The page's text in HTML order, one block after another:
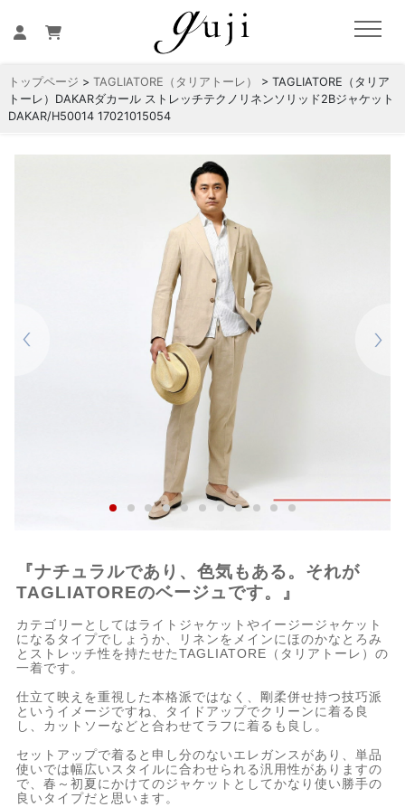
トップページ > TAGLIATORE（タリアトーレ）
> TAGLIATORE（タリア
トーレ）DAKARダカール ストレッチテクノリネンソリッド2Bジャケット
DAKAR/H50014 17021015054
『ナチュラルであり、色気もある。それが
TAGLIATOREのベージュです。』
カテゴリーとしてはライトジャケットやイージージャケット
になるタイプでしょうか、リネンをメインにほのかなとろみ
とストレッチ性を持たせたTAGLIATORE（タリアトーレ）の
一着です。
仕立て映えを重視した本格派ではなく、剛柔併せ持つ技巧派
というイメージですね、タイドアップでクリーンに着る良
し、カットソーなどと合わせてラフに着るも良し。
セットアップで着ると申し分のないエレガンスがあり、単品
使いでは幅広いスタイルに合わせられる汎用性がありますの
で、春～初夏にかけてのジャケットとしてかなり使い勝手の
良いタイプだと思います。